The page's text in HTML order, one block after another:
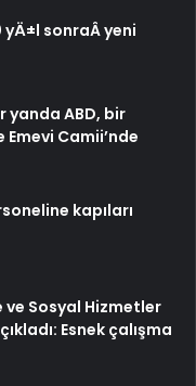
yÄ±l sonraÂ yeni
yanda ABD, bir
Emevi Camii’nde
kapıları
ve Sosyal Hizmetler
Esnek çalışma